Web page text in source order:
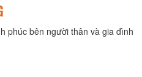
phúc bên người thân và gia đình